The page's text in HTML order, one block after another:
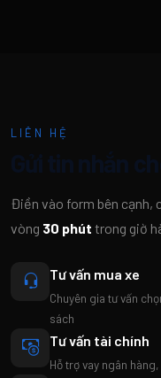
LIÊN HỆ
Điền vào form bên cạnh,
vòng 30 phút trong giờ
Tư vấn mua xe
Chuyên gia tư vấn
sách
Tư vấn tài chính
Hỗ trợ vay ngân